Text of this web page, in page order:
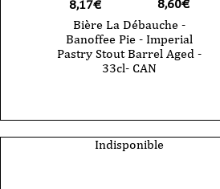
8,17€
8,60€
Bière La Débauche -
Banoffee Pie - Imperial
Pastry Stout Barrel Aged -
33cl- CAN
Indisponible